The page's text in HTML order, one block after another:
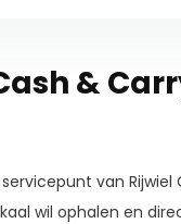
&
van
wil ophalen en